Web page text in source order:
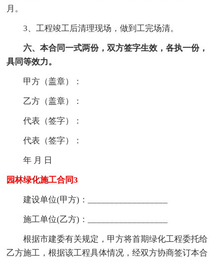
月。
3、工程竣工后清理现场，做到工完场清。
六、本合同一式两份，双方签字生效，各执一份，
具同等效力。
甲方（盖章）：
乙方（盖章）：
代表（签字）：
代表（签字）：
年 月 日
园林绿化施工合同3
建设单位(甲方)：__________________
施工单位(乙方)：__________________
根据市建委有关规定，甲方将首期绿化工程委托给
乙方施工，根据该工程具体情况，经双方协商签订本合